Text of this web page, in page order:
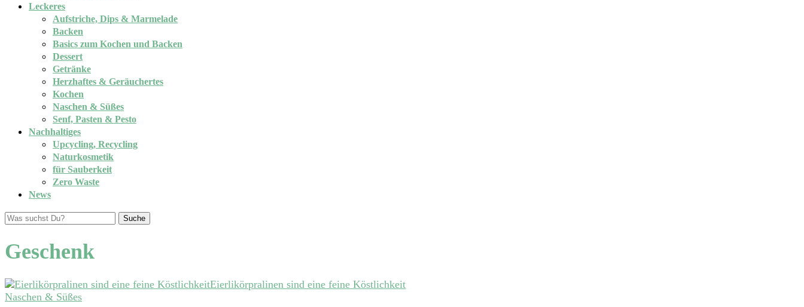
Leckeres
Aufstriche, Dips & Marmelade
Backen
Basics zum Kochen und Backen
Dessert
Getränke
Herzhaftes & Geräuchertes
Kochen
Naschen & Süßes
Senf, Pasten & Pesto
Nachhaltiges
Upcycling, Recycling
Naturkosmetik
für Sauberkeit
Zero Waste
News
Suche
Geschenk
Naschen & Süßes